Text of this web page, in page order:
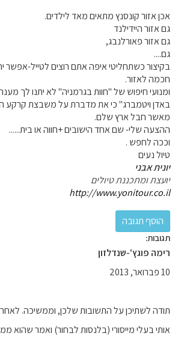
אכן אזור קונסנץ מתאים מאד לילדים.
גם אזור היידילנד
גם אזור פאורלנבג,
גם....
בקיצור כשתחליטי איפה אתם רוצים לטייל-אפשר
חכמה לאזור.
ומנועי חיפוש של "חוות בגרמניה" לא יתנו לך
באדן ויטמברג" כי את מדברת על משבצת קרקע
מאשר חבל ארץ שלם.
ההצעה שלי- שם אחד הישובים +חווה או בית......
וככה לחפש .
טיול נעים
יונית אבני
יועצת ומתכננת טיולים
http://www.yonitour.co.il
תגובות:
רימה פוגץ'-שנדלזון
10 פברואר, 2013
תודה לשתיכן על התשובות שלכן, וממשיכה.
אותי בעלי מייסורי (בלנסות לבחור) ואמר שהוא